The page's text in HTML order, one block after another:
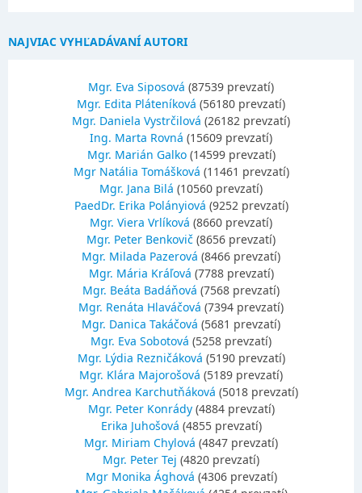
NAJVIAC VYHĽADÁVANÍ AUTORI
Mgr. Eva Siposová (87539 prevzatí)
Mgr. Edita Pláteníková (56180 prevzatí)
Mgr. Daniela Vystrčilová (26182 prevzatí)
Ing. Marta Rovná (15609 prevzatí)
Mgr. Marián Galko(14599 prevzatí)
Mgr Natália Tomášková (11461 prevzatí)
Mgr. Jana Bilá (10560 prevzatí)
PaedDr. Erika Polányiová (9252 prevzatí)
Mgr. Viera Vrlíková (8660 prevzatí)
Mgr. Peter Benkovič (8656 prevzatí)
Mgr. Milada Pazerová (8466 prevzatí)
Mgr. Mária Kráľová (7788 prevzatí)
Mgr. Beáta Badáňová (7568 prevzatí)
Mgr. Renáta Hlaváčová (7394 prevzatí)
Mgr. Danica Takáčová (5681 prevzatí)
Mgr. Eva Sobotová (5258 prevzatí)
Mgr. Lýdia Rezničáková (5190 prevzatí)
Mgr. Klára Majorošová (5189 prevzatí)
Mgr. Andrea Karchutňáková (5018 prevzatí)
Mgr. Peter Konrády(4884 prevzatí)
Erika Juhošová (4855 prevzatí)
Mgr. Miriam Chylová (4847 prevzatí)
Mgr. Peter Tej (4820 prevzatí)
Mgr Monika Ághová (4306 prevzatí)